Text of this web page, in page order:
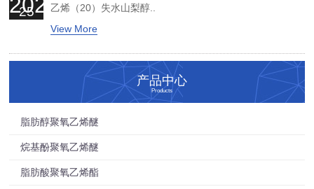
25
乙烯（20）失水山梨醇..
View More
产品中心
Products
脂肪醇聚氧乙烯醚
烷基酚聚氧乙烯醚
脂肪酸聚氧乙烯酯